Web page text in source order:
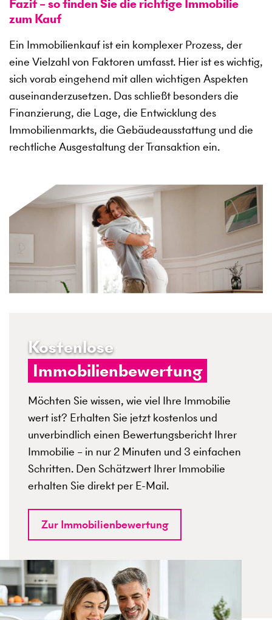
zum Kauf
Ein Immobilienkauf ist ein komplexer Prozess, der
eine Vielzahl von Faktoren umfasst. Hier ist es wichtig,
sich vorab eingehend mit allen wichtigen Aspekten
auseinanderzusetzen. Das schließt besonders die
Finanzierung, die Lage, die Entwicklung des
Immobilienmarkts, die Gebäudeausstattung und die
rechtliche Ausgestaltung der Transaktion ein.
Kostenlose
Immobilienbewertung
Möchten Sie wissen, wie viel Ihre Immobilie
wert ist? Erhalten Sie jetzt kostenlos und
unverbindlich einen Bewertungsbericht Ihrer
Immobilie – in nur 2 Minuten und 3 einfachen
Schritten. Den Schätzwert Ihrer Immobilie
erhalten Sie direkt per E-Mail.
Zur Immobilienbewertung